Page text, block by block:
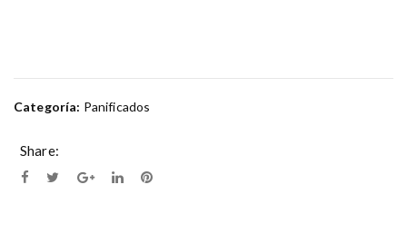
Categoría: Panificados
Share: